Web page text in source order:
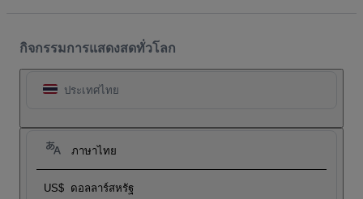
กิจกรรมการแสดงสดทั่วโลก
ประเทศไทย
ภาษาไทย
US$ ดอลลาร์สหรัฐ